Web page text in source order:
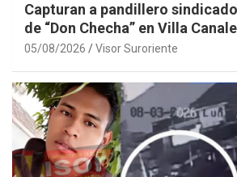
Capturan a pandillero
de “Don Checha” en Villa
05/08/2026 Visor Suroriente